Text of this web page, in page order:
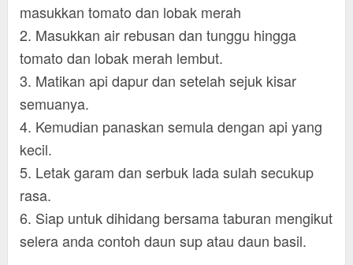
masukkan tomato dan lobak merah
2. Masukkan air rebusan dan tunggu hingga
tomato dan lobak merah lembut.
3. Matikan api dapur dan setelah sejuk kisar
semuanya.
4. Kemudian panaskan semula dengan api yang
kecil.
5. Letak garam dan serbuk lada sulah secukup
rasa.
6. Siap untuk dihidang bersama taburan mengikut
selera anda contoh daun sup atau daun basil.